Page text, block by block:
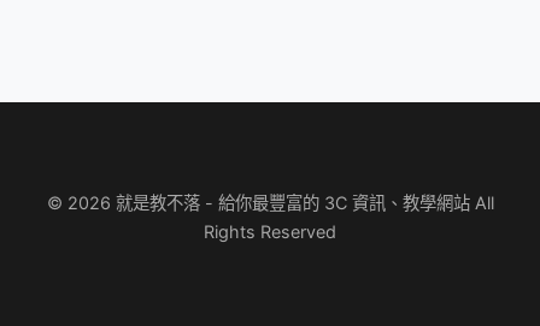
© 2026 就是教不落 - 給你最豐富的 3C 資訊、教學網站 All
Rights Reserved